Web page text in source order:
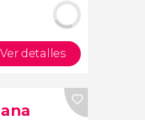
Ver detalles